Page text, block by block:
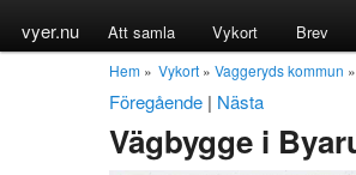
vyer.nu Att samla Vykort Brev
Hem » Vykort » Vaggeryds kommun »
Föregående | Nästa
Vägbygge i